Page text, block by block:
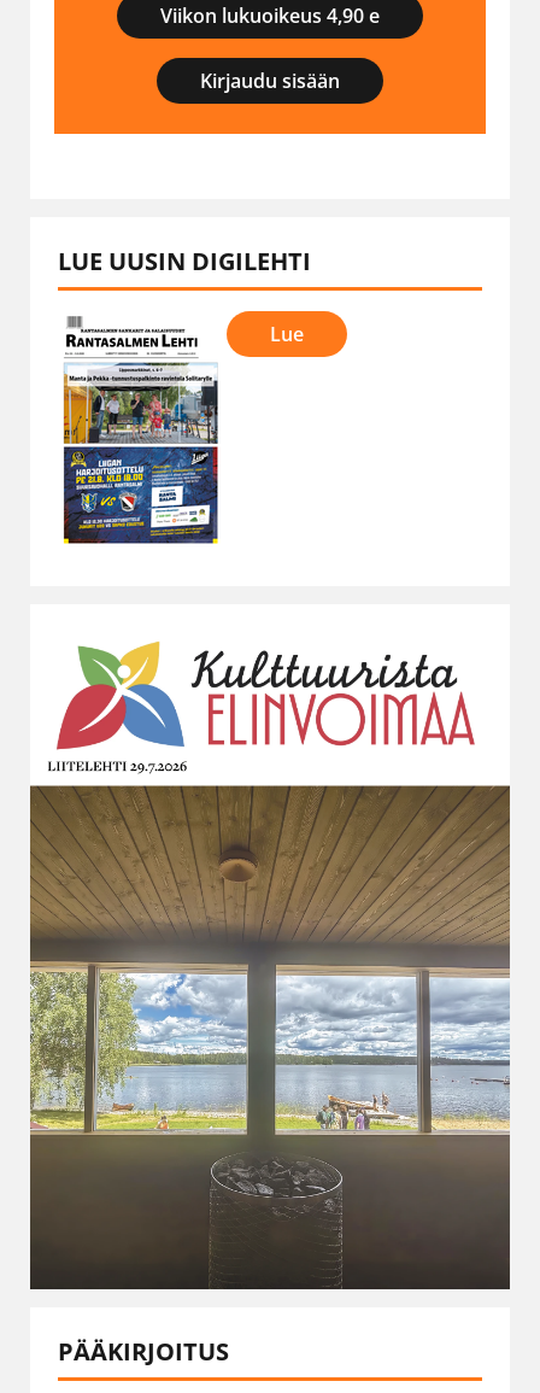
Viikon lukuoikeus 4,90 e
Kirjaudu sisään
LUE UUSIN DIGILEHTI
Lue
PÄÄKIRJOITUS